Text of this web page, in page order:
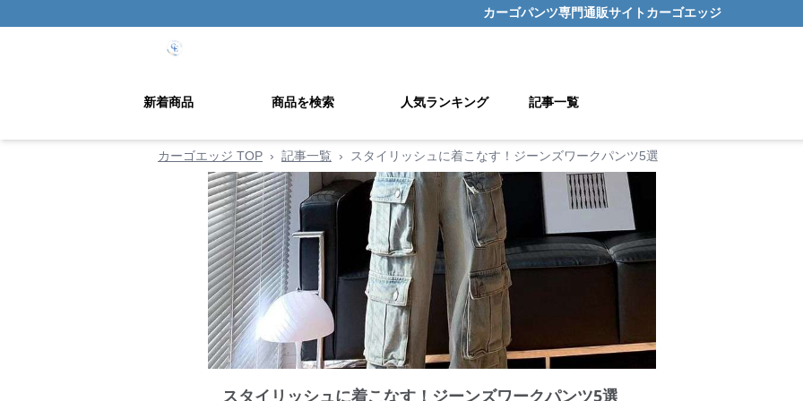
カーゴパンツ専門通販サイト カーゴエッジ
新着商品 商品を検索 人気ランキング 記事一覧
カーゴエッジ TOP › 記事一覧 › スタイリッシュに着こなす！ジーンズワークパンツ5選
スタイリッシュに着こなす！ジーンズワークパンツ5選